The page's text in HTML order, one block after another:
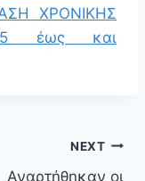
ΧΡΟΝΙΚΗΣ
έως και
NEXT
Αναρτήθηκαν οι